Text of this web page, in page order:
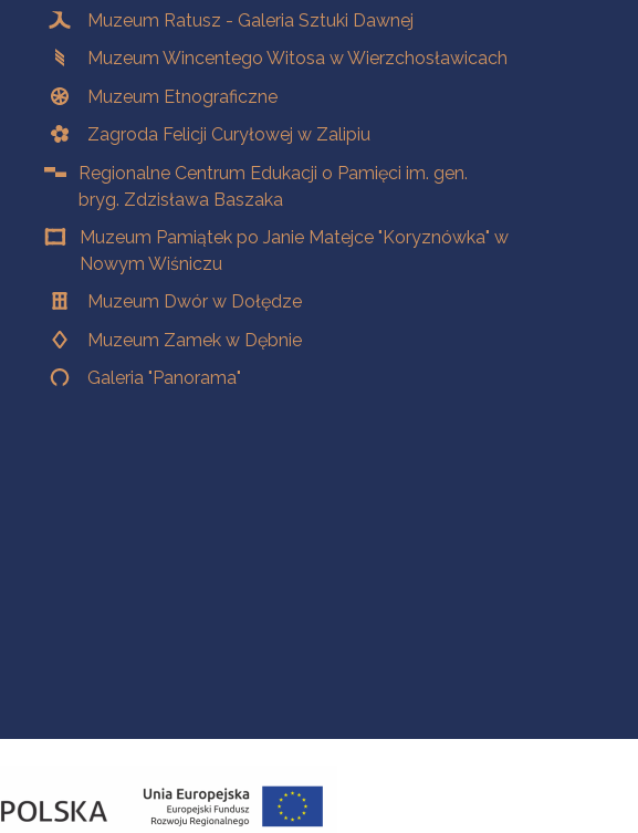
Muzeum Ratusz - Galeria Sztuki Dawnej
Muzeum Wincentego Witosa w Wierzchosławicach
Muzeum Etnograficzne
Zagroda Felicji Curyłowej w Zalipiu
Regionalne Centrum Edukacji o Pamięci im. gen.
bryg. Zdzisława Baszaka
Muzeum Pamiątek po Janie Matejce "Koryznówka" w
Nowym Wiśniczu
Muzeum Dwór w Dołędze
Muzeum Zamek w Dębnie
Galeria "Panorama"